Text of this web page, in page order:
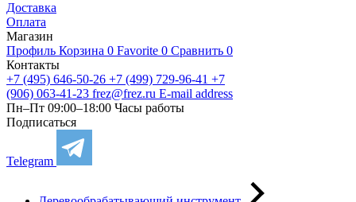
Доставка
Оплата
Магазин
Профиль Корзина 0 Favorite 0 Сравнить 0
Контакты
+7 (495) 646-50-26 +7 (499) 729-96-41 +7
(906) 063-41-23 frez@frez.ru E-mail address
Пн–Пт 09:00–18:00 Часы работы
Подписаться
Telegram